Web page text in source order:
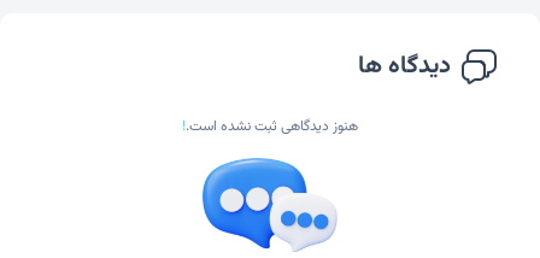
دیدگاه ها
هنوز دیدگاهی ثبت نشده است.!